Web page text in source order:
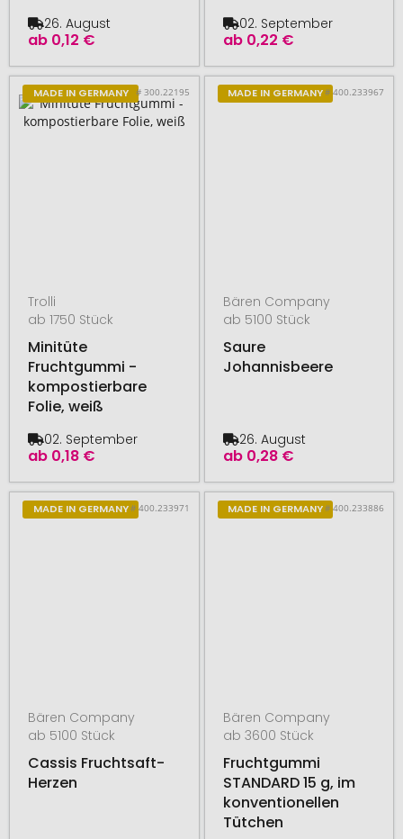
ab 0,12 €
26. August
ab 0,22 €
02. September
MADE IN GERMANY # 300.22195
Trolli
ab 1750 Stück
Minitüte
Fruchtgummi -
kompostierbare
Folie, weiß
ab 0,18 €
02. September
MADE IN GERMANY# 400.233967
Bären Company
ab 5100 Stück
Saure
Johannisbeere
ab 0,28 €
26. August
MADE IN GERMANY# 400.233971
Bären Company
ab 5100 Stück
Cassis Fruchtsaft-
Herzen
MADE IN GERMANY# 400.233886
Bären Company
ab 3600 Stück
Fruchtgummi
STANDARD 15 g, im
konventionellen
Tütchen